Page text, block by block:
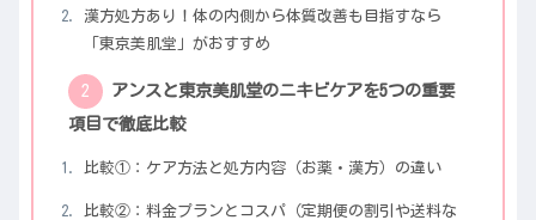
漢方処方あり！体の内側から体質改善も目指すなら
「東京美肌堂」がおすすめ
アンスと東京美肌堂のニキビケアを5つの重要
項目で徹底比較
比較①：ケア方法と処方内容（お薬・漢方）の違い
比較②：料金プランとコスパ（定期便の割引や送料な